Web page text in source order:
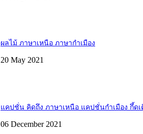
ผลไม้ ภาษาเหนือ ภาษากำเมือง
20 May 2021
แคปชั่น คิดถึง ภาษาเหนือ แคปชั่นกำเมือง กึ้ดเ
06 December 2021